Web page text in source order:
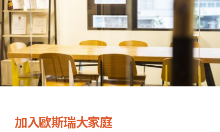
加入歐斯瑞大家庭